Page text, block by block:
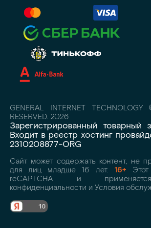
GENERAL INTERNET
RESERVED. 2026
Зарегистрированный товарный
Входит в реестр хостинг
2310208877-ORG
Сайт может содержать контент, не
для лиц младше 16 лет. 16+
reCAPTCHA и
конфиденциальности и Условия